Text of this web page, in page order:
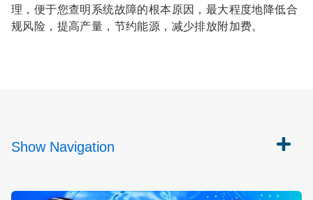
理，便于您查明系统故障的根本原因，最大程度地降低合
规风险，提高产量，节约能源，减少排放附加费。
Show Navigation